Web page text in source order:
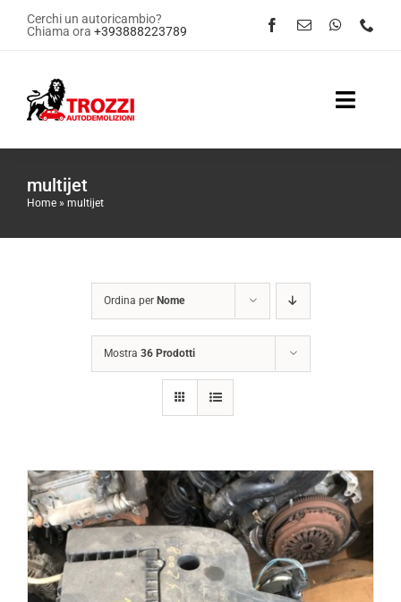
SaltaCerchi un autoricambio?
Chiama ora +393888223789
Toggle
multijet
Home » multijet
Ordina per Nome
Mostra 36 Prodotti